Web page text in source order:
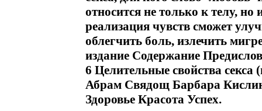
относится не только к телу,
реализация чувств сможет
облегчить боль, излечить
издание Содержание
6 Целительные свойства
Абрам Свядощ Барбара
Здоровье Красота Успех.